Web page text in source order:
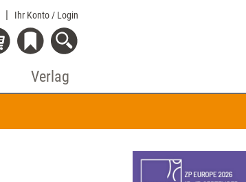
Ihr Konto / Login
Verlag